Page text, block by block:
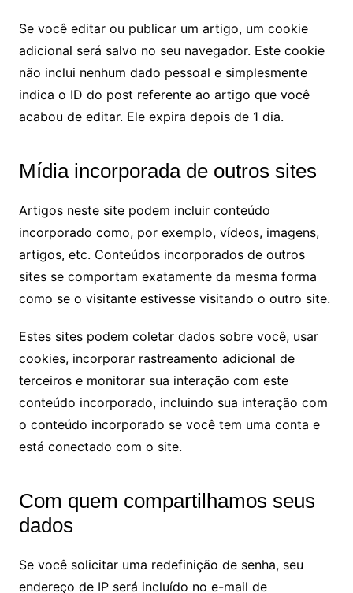
Se você editar ou publicar um artigo, um cookie
adicional será salvo no seu navegador. Este cookie
não inclui nenhum dado pessoal e simplesmente
indica o ID do post referente ao artigo que você
acabou de editar. Ele expira depois de 1 dia.
Mídia incorporada de outros sites
Artigos neste site podem incluir conteúdo
incorporado como, por exemplo, vídeos, imagens,
artigos, etc. Conteúdos incorporados de outros
sites se comportam exatamente da mesma forma
como se o visitante estivesse visitando o outro site.
Estes sites podem coletar dados sobre você, usar
cookies, incorporar rastreamento adicional de
terceiros e monitorar sua interação com este
conteúdo incorporado, incluindo sua interação com
o conteúdo incorporado se você tem uma conta e
está conectado com o site.
Com quem compartilhamos seus
dados
Se você solicitar uma redefinição de senha, seu
endereço de IP será incluído no e-mail de